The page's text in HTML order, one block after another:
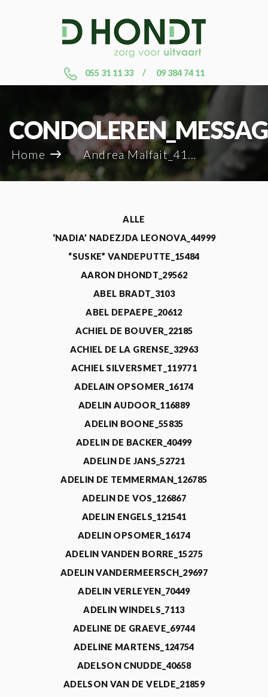
055 31 11 33 09 384 74 11
Home Andrea Malfait_41529
ALLE
‘NADIA’ NADEZJDA LEONOVA_44999
“SUSKE” VANDEPUTTE_15484
AARON DHONDT_29562
ABEL BRADT_3103
ABEL DEPAEPE_20612
ACHIEL DE BOUVER_22185
ACHIEL DE LA GRENSE_32963
ACHIEL SILVERSMET_119771
ADELAIN OPSOMER_16174
ADELIN AUDOOR_116889
ADELIN BOONE_55835
ADELIN DE BACKER_40499
ADELIN DE JANS_52721
ADELIN DE TEMMERMAN_126785
ADELIN DE VOS_126867
ADELIN ENGELS_121541
ADELIN OPSOMER_16174
ADELIN VANDEN BORRE_15275
ADELIN VANDERMEERSCH_29697
ADELIN VERLEYEN_70449
ADELIN WINDELS_7113
ADELINE DE GRAEVE_69744
ADELINE MARTENS_124754
ADELSON CNUDDE_40658
ADELSON VAN DE VELDE_21859